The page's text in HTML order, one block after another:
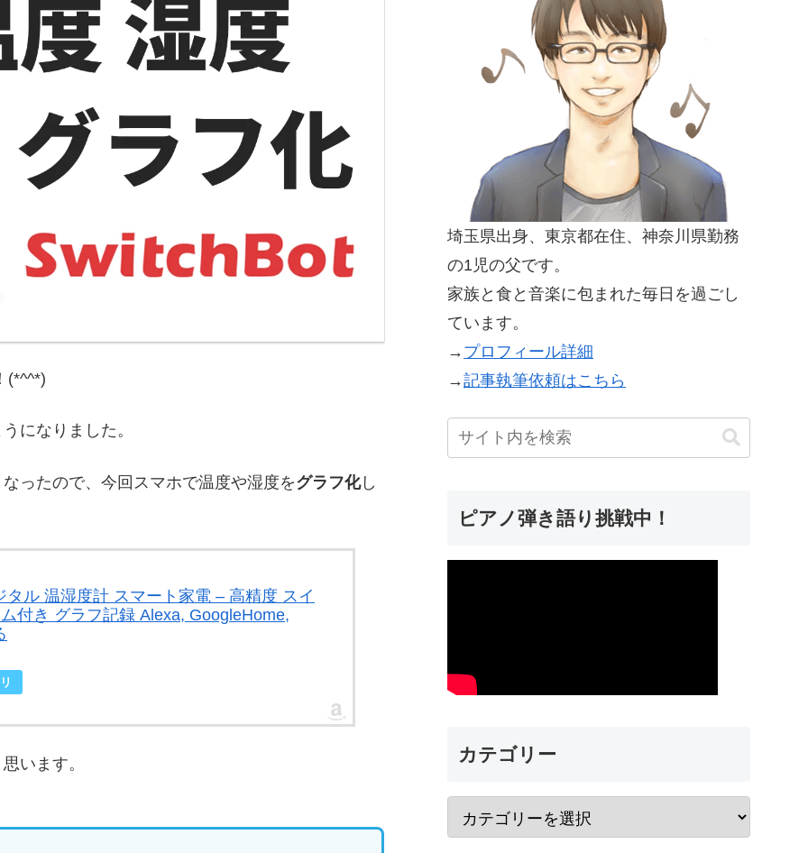
(*^^*)
になりました。
ったので、今回スマホで温度や湿度をグラフ化し
ル 温湿度計 スマート家電 – 高精度 スイ
付き グラフ記録 Alexa, GoogleHome,
います。
埼玉県出身、東京都在住、神奈川県勤務
の1児の父です。
家族と食と音楽に包まれた毎日を過ごし
ています。
→ プロフィール詳細
→記事執筆依頼はこちら
ピアノ弾き語り挑戦中！
カテゴリー